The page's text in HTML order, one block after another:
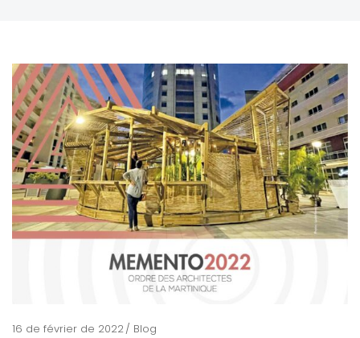
16 de février de 2022 Blog